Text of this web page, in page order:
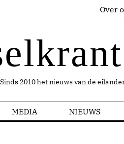
Over
Sinds 2010 het nieuws van de
MEDIA NIEUWS